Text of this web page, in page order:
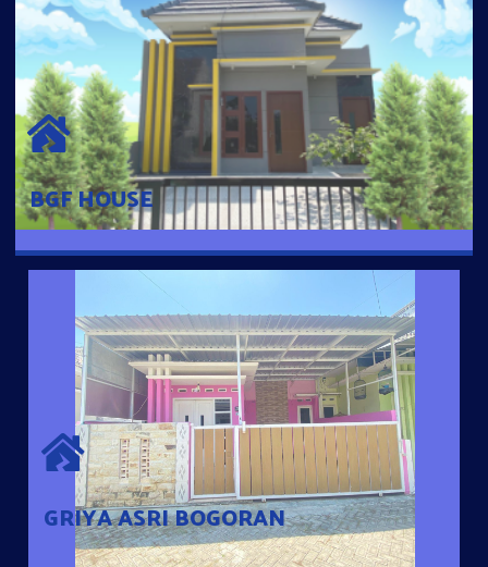
BGF HOUSE
BGF HOUSE
Hunian Mewah Pusat Kota dengan fasilitas Free Desain, Dapur,
Parkir Mobil dengan 3 Kamar Tidur dan 2 Kamar Mandi.
GRIYA ASRI BOGORAN
GRIYA ASRI BOGORAN
Desain Modern Minimalis dengan Konsep Rumah Pintar
Sehingga Memudahkan Penghuni mengakses rumahnya
dengan Ponsel